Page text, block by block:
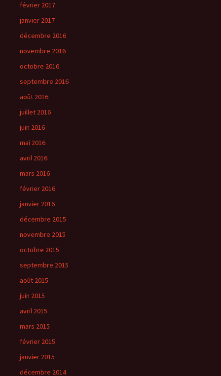
février 2017
janvier 2017
décembre 2016
novembre 2016
octobre 2016
septembre 2016
août 2016
juillet 2016
juin 2016
mai 2016
avril 2016
mars 2016
février 2016
janvier 2016
décembre 2015
novembre 2015
octobre 2015
septembre 2015
août 2015
juin 2015
avril 2015
mars 2015
février 2015
janvier 2015
décembre 2014